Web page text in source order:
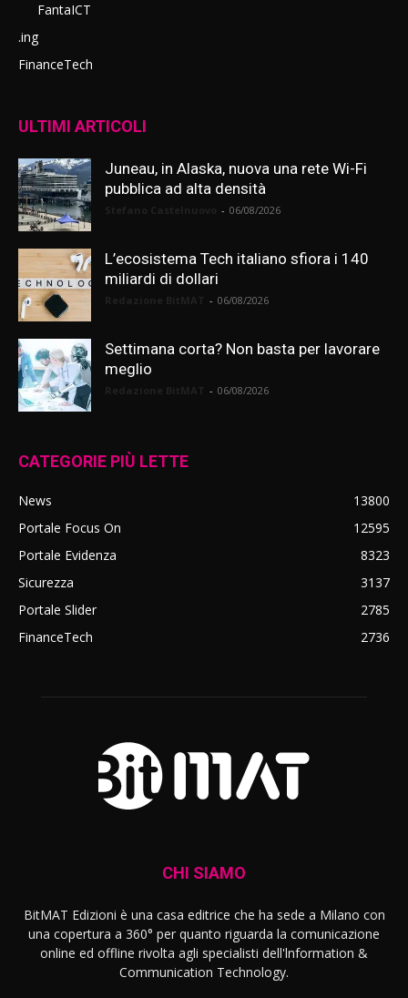
FantaICT
.ing
FinanceTech
ULTIMI ARTICOLI
Juneau, in Alaska, nuova una rete Wi-Fi
pubblica ad alta densità
- 06/08/2026
L’ecosistema Tech italiano sfiora i 140
miliardi di dollari
- 06/08/2026
Settimana corta? Non basta per lavorare
meglio
- 06/08/2026
CATEGORIE PIÙ LETTE
News
13800
Portale Focus On
12595
Portale Evidenza
8323
Sicurezza
3137
Portale Slider
2785
FinanceTech
2736
CHI SIAMO
BitMAT Edizioni è una casa editrice che ha sede a Milano con
una copertura a 360° per quanto riguarda la comunicazione
online ed offline rivolta agli specialisti dell'lnformation &
Communication Technology.